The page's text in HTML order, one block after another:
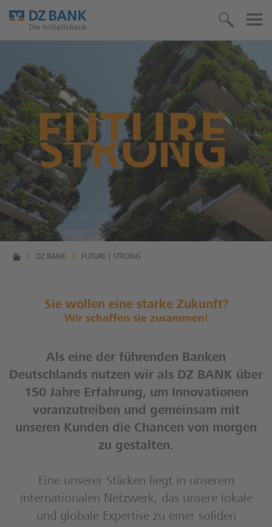
DZ BANK FUTURE | STRONG
Sie wollen eine starke Zukunft?
Wir schaffen sie zusammen!
Als eine der führenden Banken
Deutschlands nutzen wir als DZ BANK über
150 Jahre Erfahrung, um Innovationen
voranzutreiben und gemeinsam mit
unseren Kunden die Chancen von morgen
zu gestalten.
Eine unserer Stärken liegt in unserem
internationalen Netzwerk, das unsere lokale
und globale Expertise zu einer soliden